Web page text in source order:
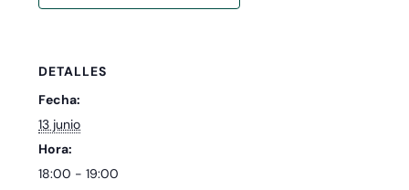
DETALLES
Fecha:
13 junio
Hora:
18:00 - 19:00